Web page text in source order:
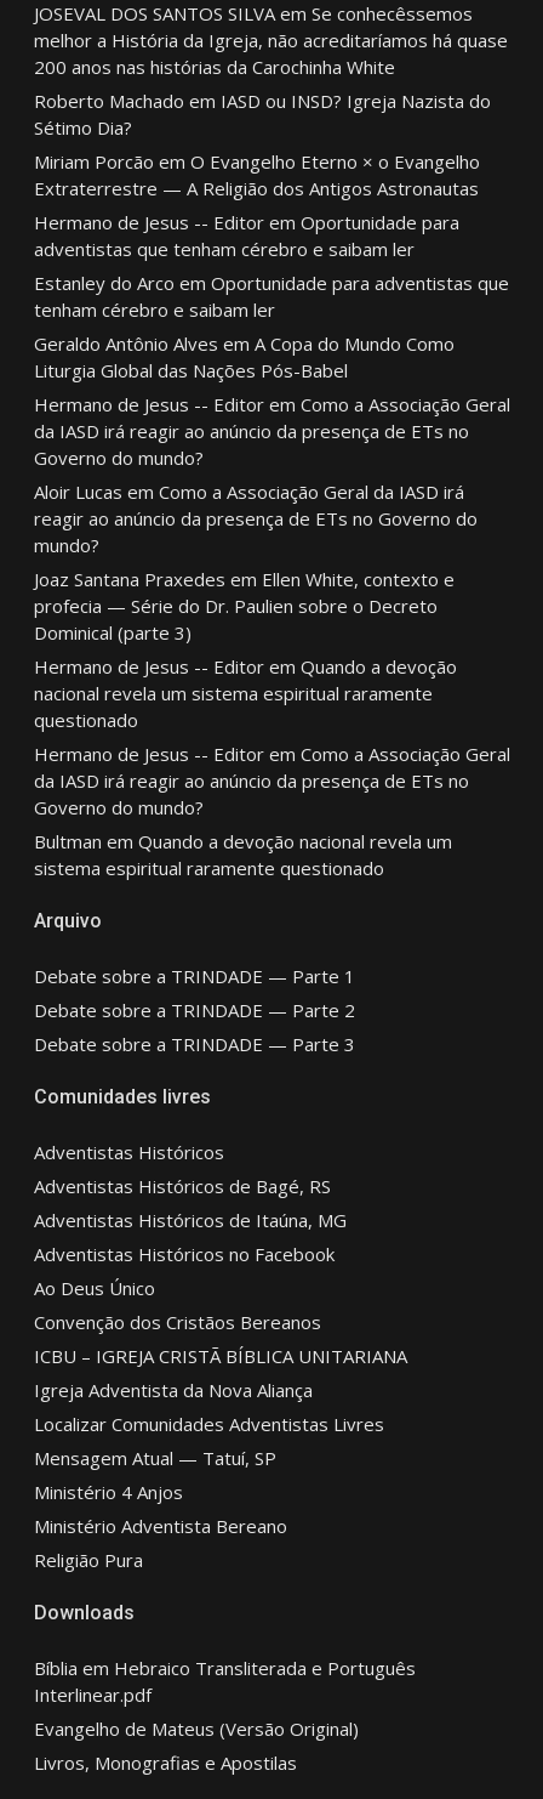
JOSEVAL DOS SANTOS SILVAem Se conhecêssemos
melhor a História da Igreja, não acreditaríamos há quase
200 anos nas histórias da Carochinha White
Roberto Machado em IASD ou INSD? Igreja Nazista do
Sétimo Dia?
Miriam Porcão em O Evangelho Eterno × o Evangelho
Extraterrestre — A Religião dos Antigos Astronautas
Hermano de Jesus -- Editorem Oportunidade para
adventistas que tenham cérebro e saibam ler
Estanley do Arco em Oportunidade para adventistas que
tenham cérebro e saibam ler
Geraldo Antônio Alves em A Copa do Mundo Como
Liturgia Global das Nações Pós-Babel
Hermano de Jesus -- Editorem Como a Associação Geral
da IASD irá reagir ao anúncio da presença de ETs no
Governo do mundo?
Aloir Lucas em Como a Associação Geral da IASD irá
reagir ao anúncio da presença de ETs no Governo do
mundo?
Joaz Santana Praxedes em Ellen White, contexto e
profecia — Série do Dr. Paulien sobre o Decreto
Dominical (parte 3)
Hermano de Jesus -- Editorem Quando a devoção
nacional revela um sistema espiritual raramente
questionado
Hermano de Jesus -- Editorem Como a Associação Geral
da IASD irá reagir ao anúncio da presença de ETs no
Governo do mundo?
Bultman em Quando a devoção nacional revela um
sistema espiritual raramente questionado
Arquivo
Debate sobre a TRINDADE — Parte 1
Debate sobre a TRINDADE — Parte 2
Debate sobre a TRINDADE — Parte 3
Comunidades livres
Adventistas Históricos
Adventistas Históricos de Bagé, RS
Adventistas Históricos de Itaúna, MG
Adventistas Históricos no Facebook
Ao Deus Único
Convenção dos Cristãos Bereanos
ICBU – IGREJA CRISTÃ BÍBLICA UNITARIANA
Igreja Adventista da Nova Aliança
Localizar Comunidades Adventistas Livres
Mensagem Atual — Tatuí, SP
Ministério 4 Anjos
Ministério Adventista Bereano
Religião Pura
Downloads
Bíblia em Hebraico Transliterada e Português
Interlinear.pdf
Evangelho de Mateus (Versão Original)
Livros, Monografias e Apostilas